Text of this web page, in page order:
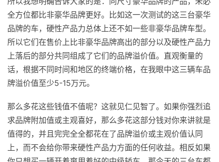
全方位都比非豪华品牌更好。比如这一次测试的这三台豪华
品牌的车，硬性产品力总体上还不如一些非豪华品牌车型。
所以它们在售价上比非豪华品牌高出的部分以及硬性产品力
上落后的部分共同组成了它们的品牌溢价值。直观衡量的
话，根据不同时间和地区的终端价格，在我眼中这三辆车品
牌溢价值至少5-15万元。
那么多花这些钱值不值呢？这就见仁见智了。如果你强烈追
求品牌附加值或主观喜好，那么多花这部分钱对你来讲就是
值得的，并且完完全全都花在了品牌溢价或主观价值认同
上，而不会给你带来硬性产品力方面的任何收益。相反如果